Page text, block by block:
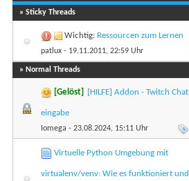
» Sticky Threads
Wichtig: Ressourcen zum Lernen
patlux - 19.11.2011, 22:59 Uhr
» Normal Threads
[Gelöst] [HILFE] Addon - Twitch Chat
eingabe
Iomega - 23.08.2024, 15:11 Uhr
Virtuelle Python Umgebung mit
virtualenv/venv: Wie es funktioniert und